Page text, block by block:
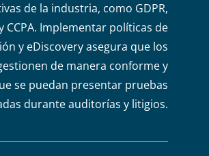
de la industria, como GDPR,
CCPA. Implementar políticas de
y eDiscovery asegura que los
de manera conforme y
se puedan presentar pruebas
durante auditorías y litigios.